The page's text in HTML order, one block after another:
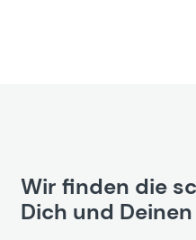
Wir finden die
Dich und